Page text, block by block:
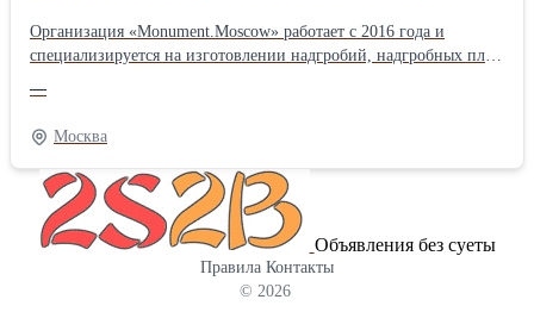
Организация «Monument.Moscow» работает с 2016 года и
специализируется на изготовлении надгробий, надгробных плит
создание изделий из натурального гранита и мрамора,
качественный монтаж и комплексное благоустройство
захоронений. Компания успешно реализовала больше 500
проектов, предоставляет свыше 30 видов камня и обеспечивает
100% точное соблюдение сроков . Приоритетная особенность —
наличие собственного производства без посредников,
бесплатная разработка 3D-макета и гарантия на материал до 30
лет. Применяются проверенные породы камня, устойчивые к
влаге, резким изменениям климата и механическим нагрузкам.
—
Москва
Объявления без суеты
Правила Контакты
© 2026